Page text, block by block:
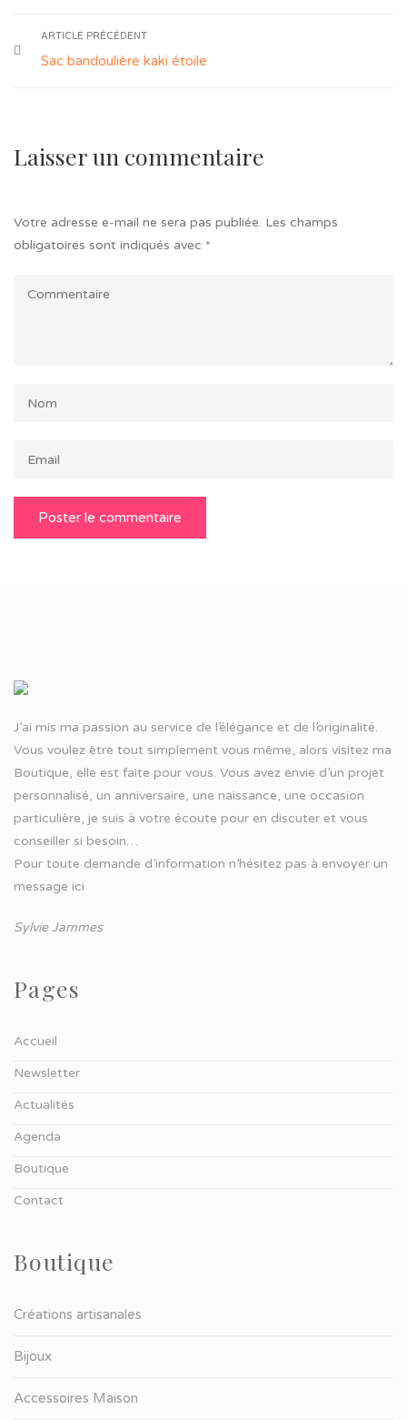
ARTICLE PRÉCÉDENT
Sac bandoulière kaki étoile
Laisser un commentaire
Votre adresse e-mail ne sera pas publiée. Les champs
obligatoires sont indiqués avec *
J’ai mis ma passion au service de l’élégance et de l’originalité.
Vous voulez être tout simplement vous même, alors visitez ma
Boutique, elle est faite pour vous. Vous avez envie d’un projet
personnalisé, un anniversaire, une naissance, une occasion
particulière, je suis à votre écoute pour en discuter et vous
conseiller si besoin…
Pour toute demande d’information n’hésitez pas à envoyer un
message ici
Sylvie Jammes
Pages
Accueil
Newsletter
Actualités
Agenda
Boutique
Contact
Boutique
Créations artisanales
Bijoux
Accessoires Maison